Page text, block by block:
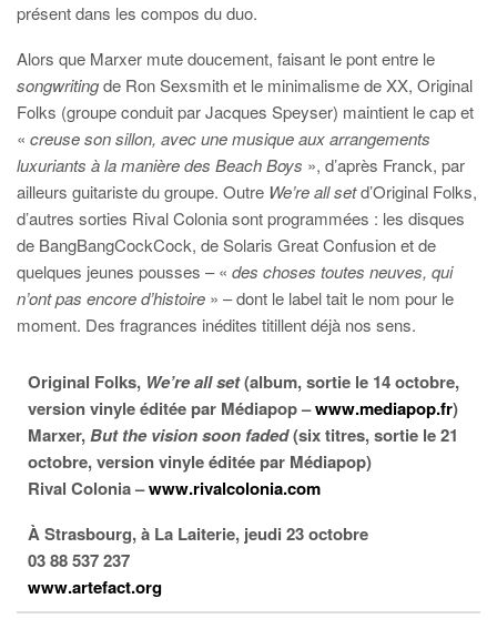
présent dans les compos du duo.
Alors que Marxer mute doucement, faisant le pont entre le
songwritingde Ron Sexsmith et le minimalisme de XX, Original
Folks (groupe conduit par Jacques Speyser) maintient le cap et
« creuse son sillon, avec une musique aux arrangements
luxuriants à la manière des Beach Boys », d’après Franck, par
ailleurs guitariste du groupe. Outre We’re all setd’Original Folks,
d’autres sorties Rival Colonia sont programmées : les disques
de BangBangCockCock, de Solaris Great Confusion et de
quelques jeunes pousses – « des choses toutes neuves, qui
n’ont pas encore d’histoire » – dont le label tait le nom pour le
moment. Des fragrances inédites titillent déjà nos sens.
Original Folks, We’re all set(album, sortie le 14 octobre,
version vinyle éditée par Médiapop –www.mediapop.fr)
Marxer,But the vision soon faded(six titres, sortie le 21
octobre, version vinyle éditée par Médiapop)
Rival Colonia –www.rivalcolonia.com
À Strasbourg, à La Laiterie, jeudi 23 octobre
03 88 537 237
www.artefact.org